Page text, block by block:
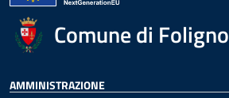
Comune di Foligno
AMMINISTRAZIONE